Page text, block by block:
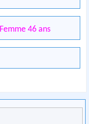
Femme 46 ans